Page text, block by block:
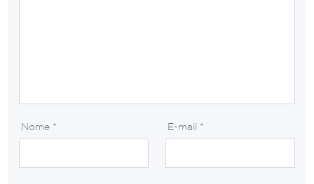
Nome * E-mail *